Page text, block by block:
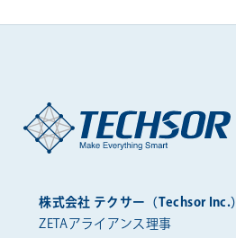
株式会社 テクサー（Techsor Inc.）
ZETAアライアンス理事